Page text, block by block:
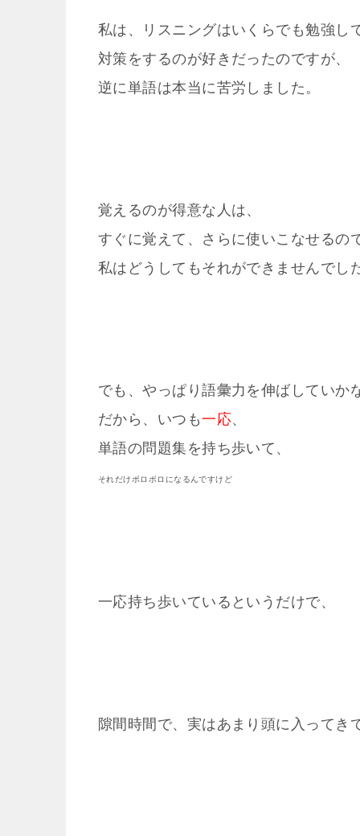
私は、リスニングはいくらでも勉強し
対策をするのが好きだったのですが、
逆に単語は本当に苦労しました。
覚えるのが得意な人は、
すぐに覚えて、さらに使いこなせるの
私はどうしてもそれができませんでし
でも、やっぱり語彙力を伸ばしていか
だから、いつも一応、
単語の問題集を持ち歩いて、
それだけボロボロになるんですけど
一応持ち歩いているというだけで、
隙間時間で、実はあまり頭に入ってき